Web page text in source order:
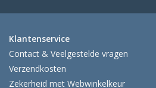
Klantenservice
Contact & Veelgestelde vragen
Verzendkosten
Zekerheid met Webwinkelkeur